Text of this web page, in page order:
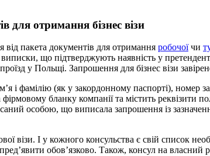
для отримання бізнес візи
від пакета документів для отримання робочоїчи
що підтверджують наявність у
у Польщі. Запрошення для бізнес візи
і фамілію (як у закордонному паспорті), номер
бланку компанії та містить реквізити
особою, що виписала запрошення із
візи. І у кожного консульства є свій список
обов’язково. Також, консул на власний